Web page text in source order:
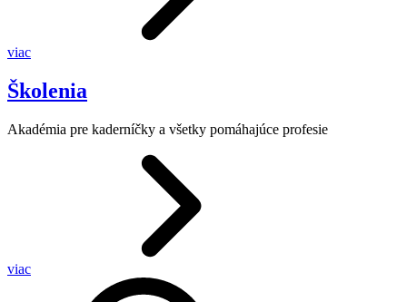
viac
Školenia
Akadémia pre kaderníčky a všetky pomáhajúce profesie
viac